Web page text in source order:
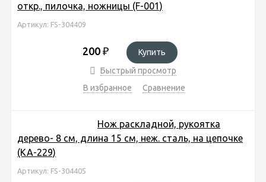
откр., пилочка, ножницы (F-001)
Артикул: FS-304409
200 ₽
Купить
Быстрый просмотр
В избранное
Сравнение
Нож раскладной, рукоятка
дерево- 8 см, длина 15 см, неж. сталь, на цепочке
(KA-229)
Артикул: FS-304405